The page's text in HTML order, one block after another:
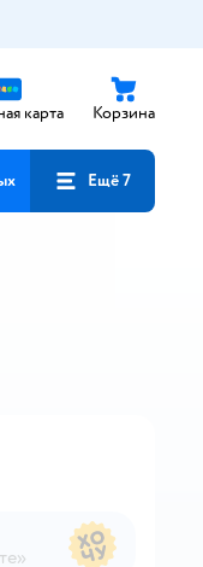
карта Корзина
Ещё 7